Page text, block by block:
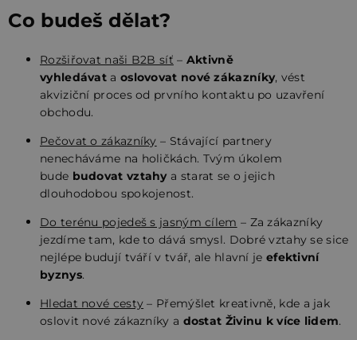
Co budeš dělat?
Rozšiřovat naši B2B síť – Aktivně
vyhledávat a oslovovat nové zákazníky, vést
akviziční proces od prvního kontaktu po uzavření
obchodu.
Pečovat o zákazníky – Stávající partnery
nenecháváme na holičkách. Tvým úkolem
bude budovat vztahy a starat se o jejich
dlouhodobou spokojenost.
Do terénu pojedeš s jasným cílem – Za zákazníky
jezdíme tam, kde to dává smysl. Dobré vztahy se sice
nejlépe budují tváří v tvář, ale hlavní je efektivní
byznys.
Hledat nové cesty – Přemýšlet kreativně, kde a jak
oslovit nové zákazníky a dostat Živinu k více lidem.